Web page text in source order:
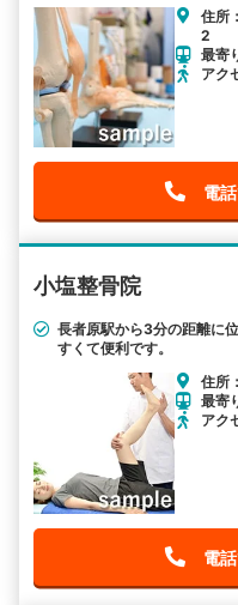
住所
2
最寄
アク
電
小塩整骨院
長者原駅から3分の距離に
すくて便利です。
住所
最寄
アク
電